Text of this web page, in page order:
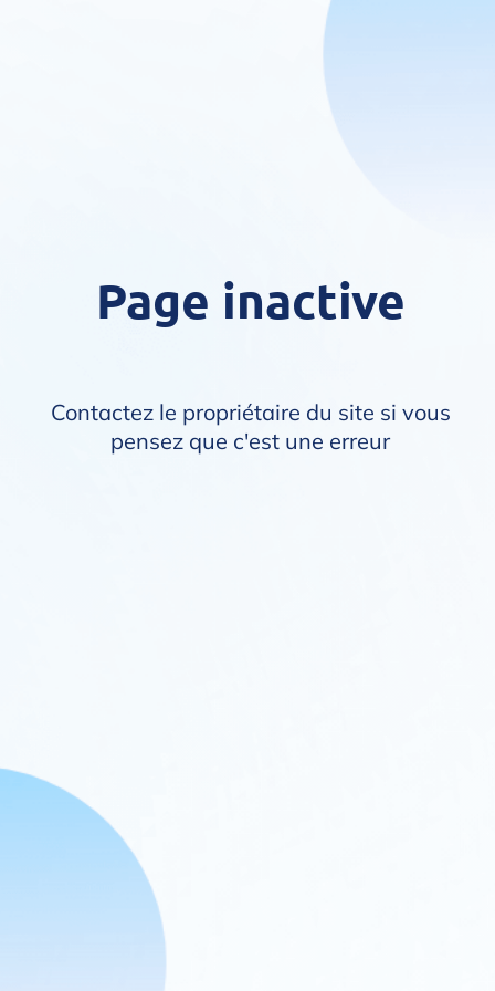
Page inactive
Contactez le propriétaire du site si vous
pensez que c'est une erreur